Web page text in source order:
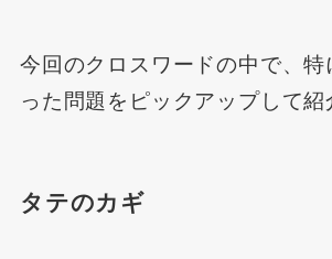
今回のクロスワードの中で、特
った問題をピックアップして紹
タテのカギ